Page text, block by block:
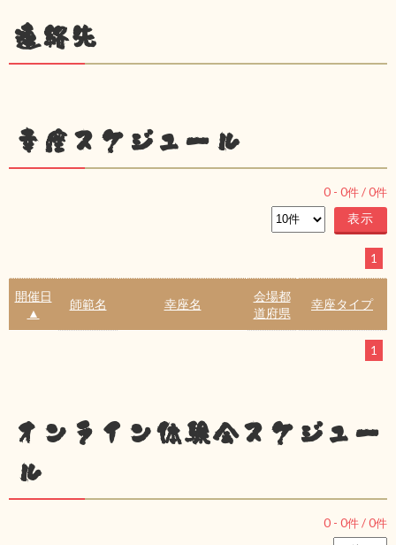
連絡先
幸座スケジュール
0 - 0件 /0件
1
開催日
▲
師範名 幸座名
会場都
道府県
幸座タイプ
1
オンライン体験会スケジュー
ル
0 - 0件 /0件